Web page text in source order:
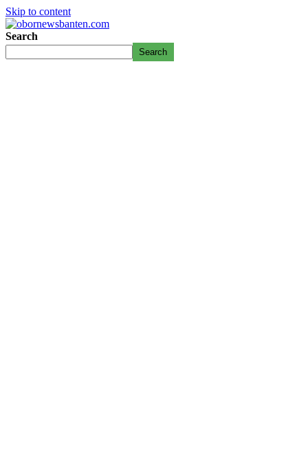
Skip to content
Search
Search